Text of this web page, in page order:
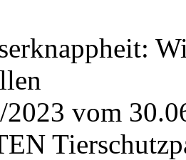
2023 vom